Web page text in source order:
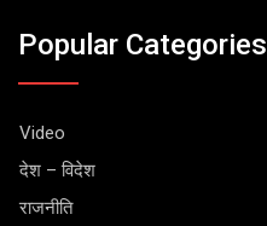
Popular Categories
Video
देश – विदेश
राजनीति